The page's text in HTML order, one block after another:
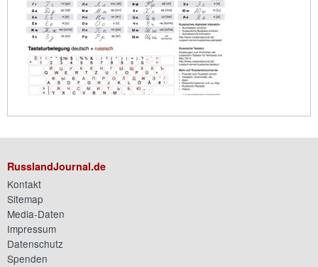
RusslandJournal.de
Kontakt
Sitemap
Media-Daten
Impressum
Datenschutz
Spenden